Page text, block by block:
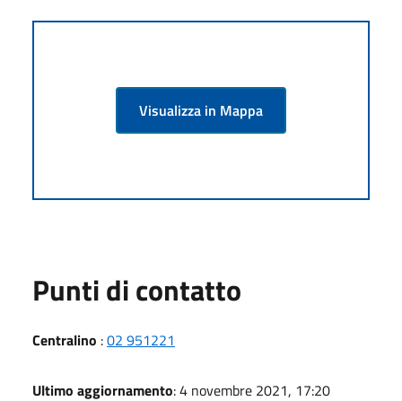
Visualizza in Mappa
Punti di contatto
Centralino :02 951221
Ultimo aggiornamento: 4 novembre 2021, 17:20